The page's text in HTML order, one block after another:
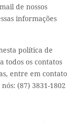
de nossos
informações
política de
todos os contatos
entre em contato
(87) 3831-1802